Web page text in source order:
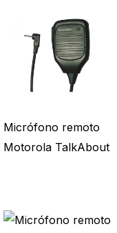
Micrófono remoto
Motorola TalkAbout